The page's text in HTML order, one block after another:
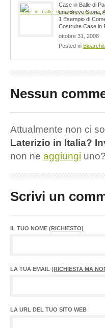
Case in Balle di
una Breve Storia,
1 Esempio di
Costruire Case in
ottobre 31, 2008
Posted in
Nessun
Attualmente non ci
Laterizio in Italia?
non ne aggiungi uno?
Scrivi un
IL TUO NOME (RICHIESTO)
LA TUA EMAIL (RICHIESTA MA
LA URL DEL TUO SITO WEB